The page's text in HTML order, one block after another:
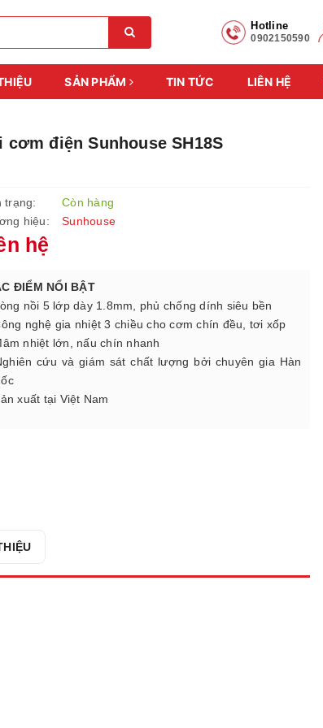
Hotline
0902150590
SẢN PHẨM TIN TỨC LIÊN HỆ
cơm điện Sunhouse SH18S
trạng:
Còn hàng
hiệu:
Sunhouse
hệ
ĐIỂM NỔI BẬT
nồi 5 lớp dày 1.8mm, phủ chống dính siêu bền
nghệ gia nhiệt 3 chiều cho cơm chín đều, tơi xốp
nhiệt lớn, nấu chín nhanh
cứu và giám sát chất lượng bởi chuyên gia Hàn
xuất tại Việt Nam